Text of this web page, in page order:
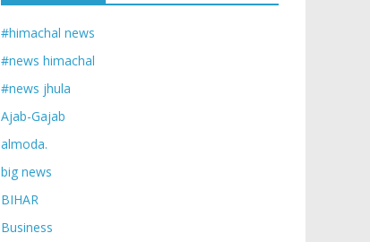
#himachal news
#news himachal
#news jhula
Ajab-Gajab
almoda.
big news
BIHAR
Business